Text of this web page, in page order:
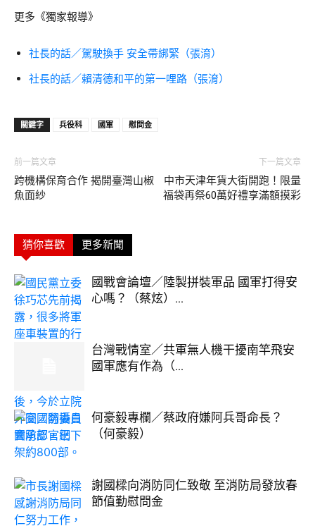
更多《獨家報導》
社長的話／駕駛換手 安全帶綁緊（張淯）
社長的話／賴清德和平的第一哩路（張淯）
關鍵字 兵役科 國軍 慰問金
前一篇文章
跨機構保育合作 揭開臺灣山椒
魚面紗
下一篇文章
中市天津年貨大街開跑！限量
福袋再祭60萬好禮享滿額摸彩
猜你喜歡 更多新聞
國戰會論壇／陸製拼裝軍品 國軍打得安
心嗎？（蔡炫）...
台灣戰情室／共軍無人機干擾南竿飛安
國軍應有作為（...
何豪毅專欄／蔡政府嫌阿兵哥命長？
（何豪毅）
謝國樑向消防同仁致敬 至消防局發放春
節值勤慰問金